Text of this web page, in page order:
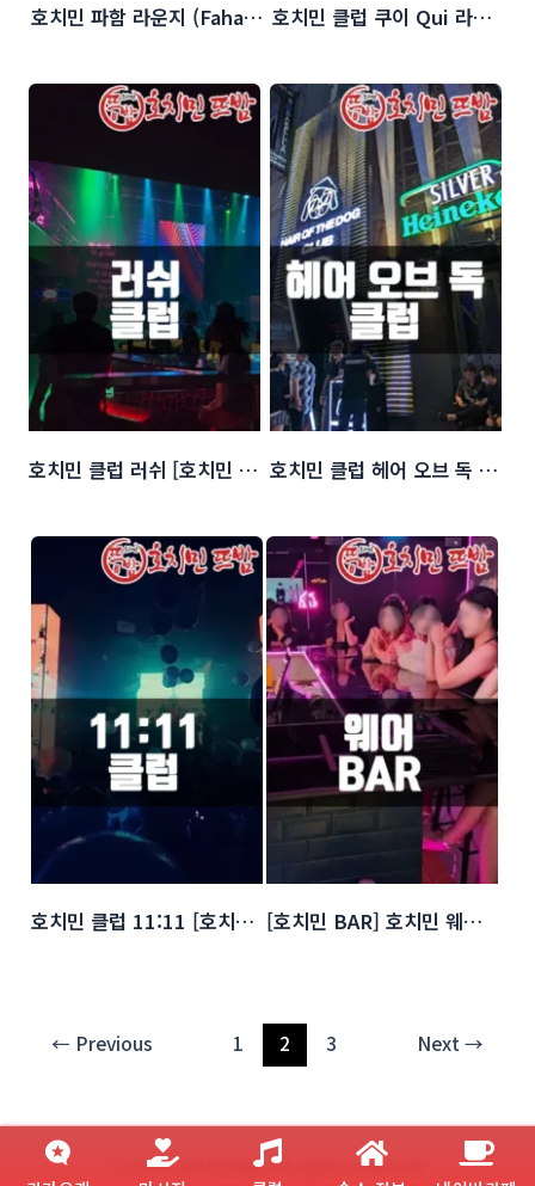
호치민 파함 라운지 (Faham Lounge) 호치민 클럽 쿠이 Qui 라운지
호치민 클럽 러쉬 [호치민 Lush 클럽] 호치민 클럽 헤어 오브 독 [부이비엔 클럽 Hair of The dog]
호치민 클럽 11:11 [호치민 로컬 클럽] [호치민 BAR] 호치민 웨어Bar (호치민 웨어바)
← Previous 1 2 3 Next →
ⓒ 2024. 호치민뜨밤. All rights reserved.